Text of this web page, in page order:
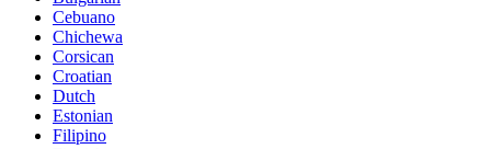
Cebuano
Chichewa
Corsican
Croatian
Dutch
Estonian
Filipino